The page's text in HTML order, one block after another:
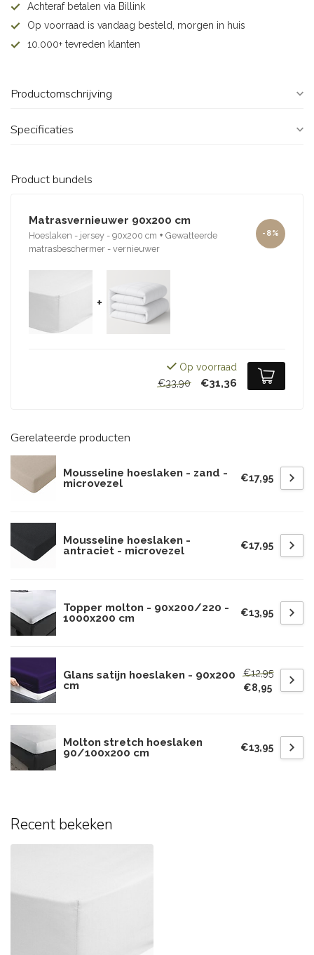
Achteraf betalen via Billink
Op voorraad is vandaag besteld, morgen in huis
10.000+ tevreden klanten
Productomschrijving
Specificaties
Product bundels
Matrasvernieuwer 90x200 cm
Hoeslaken - jersey - 90x200 cm + Gewatteerde
matrasbeschermer - vernieuwer
-8%
+
Op voorraad
€33,90
€31,36
Gerelateerde producten
Mousseline hoeslaken - zand -
microvezel
€17,95
Mousseline hoeslaken -
antraciet - microvezel
€17,95
Topper molton - 90x200/220 -
1000x200 cm
€13,95
Glans satijn hoeslaken - 90x200
cm
€12,95
€8,95
Molton stretch hoeslaken
90/100x200 cm
€13,95
Recent bekeken